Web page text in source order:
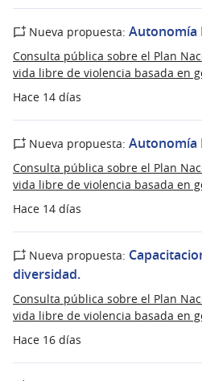
Hace 14 días
Nueva propuesta: Autonomía
Consulta pública sobre el Plan
vida libre de violencia basada en
Hace 14 días
Nueva propuesta: Autonomía
Consulta pública sobre el Plan
vida libre de violencia basada en
Hace 16 días
Nueva propuesta:
diversidad.
Consulta pública sobre el Plan
vida libre de violencia basada en